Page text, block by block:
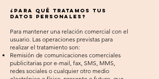
¿Para qué tratamos tus
datos personales?
Para mantener una relación comercial con el
usuario. Las operaciones previstas para
realizar el tratamiento son:
Remisión de comunicaciones comerciales
publicitarias por e-mail, fax, SMS, MMS,
redes sociales o cualquier otro medio